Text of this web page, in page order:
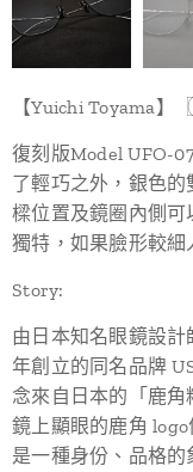
【Yuichi Toyama】
復刻版Model UFO-
了輕巧之外，銀色
樑位置及鏡圈內側
獨特，如果臉形較細
Story:
由日本知名眼鏡設計
年創立的同名品牌
念來自日本的「鹿
鏡上顯眼的鹿角
是一種身份、品格的